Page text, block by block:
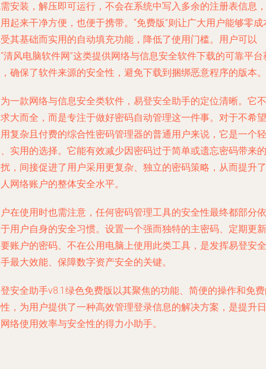
安装，解压即可运行，不会在系统中写入多余的注册表信息，
起来干净方便，也便于携带。“免费版”则让广大用户能够零成
其基础而实用的自动填充功能，降低了使用门槛。用户可以
清风电脑软件网”这类提供网络与信息安全软件下载的可靠平台
确保了软件来源的安全性，避免下载到捆绑恶意程序的版本。
一款网络与信息安全类软件，易登安全助手的定位清晰。它不
大而全，而是专注于做好密码自动管理这一件事。对于不希望
复杂且付费的综合性密码管理器的普通用户来说，它是一个轻
实用的选择。它能有效减少因密码过于简单或遗忘密码带来的
，间接促进了用户采用更复杂、独立的密码策略，从而提升了
网络账户的整体安全水平。
在使用时也需注意，任何密码管理工具的安全性最终都部分依
用户自身的安全习惯。设置一个强而独特的主密码、定期更新
账户的密码、不在公用电脑上使用此类工具，是发挥易登安全
最大效能、保障数字资产安全的关键。
安全助手v8.1绿色免费版以其聚焦的功能、简便的操作和免
，为用户提供了一种高效管理登录信息的解决方案，是提升日
络使用效率与安全性的得力小助手。